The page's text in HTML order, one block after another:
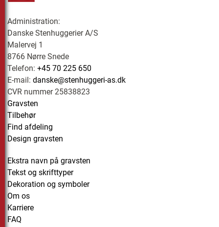
Administration:
Danske Stenhuggerier A/S
Malervej 1
8766 Nørre Snede
Telefon: +45 70 225 650
E-mail: danske@stenhuggeri-as.dk
CVR nummer 25838823
Gravsten
Tilbehør
Find afdeling
Design gravsten
Ekstra navn på gravsten
Tekst og skrifttyper
Dekoration og symboler
Om os
Karriere
FAQ